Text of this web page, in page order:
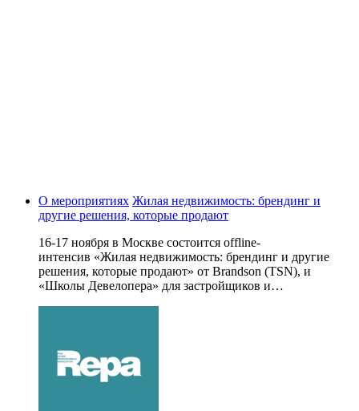
О мероприятиях Жилая недвижимость: брендинг и
другие решения, которые продают
16-17 ноября в Москве состоится offline-
интенсив «Жилая недвижимость: брендинг и другие
решения, которые продают» от Brandson (TSN), и
«Школы Девелопера» для застройщиков и…